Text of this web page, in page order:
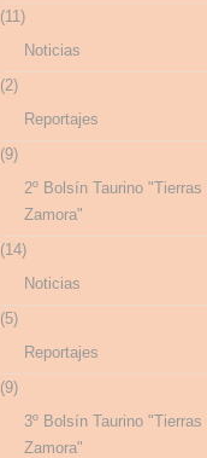
(11)
Noticias
(2)
Reportajes
(9)
2º Bolsín Taurino "Tierras
Zamora"
(14)
Noticias
(5)
Reportajes
(9)
3º Bolsín Taurino "Tierras
Zamora"